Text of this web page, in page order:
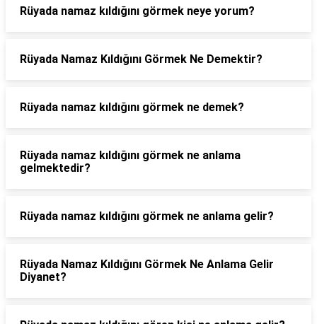
Rüyada namaz kıldığını görmek neye yorum?
Rüyada Namaz Kıldığını Görmek Ne Demektir?
Rüyada namaz kıldığını görmek ne demek?
Rüyada namaz kıldığını görmek ne anlama
gelmektedir?
Rüyada namaz kıldığını görmek ne anlama gelir?
Rüyada Namaz Kıldığını Görmek Ne Anlama Gelir
Diyanet?